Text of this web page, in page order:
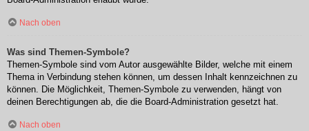
Nach oben
Was sind Themen-Symbole?
Themen-Symbole sind vom Autor ausgewählte Bilder, welche mit einem
Thema in Verbindung stehen können, um dessen Inhalt kennzeichnen zu
können. Die Möglichkeit, Themen-Symbole zu verwenden, hängt von
deinen Berechtigungen ab, die die Board-Administration gesetzt hat.
Nach oben